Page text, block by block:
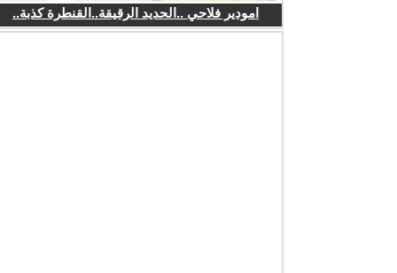
امودير فلاحي ..الحديد الرقيقة..القنطرة كذبة..